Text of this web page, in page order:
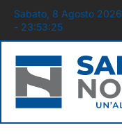
Sabato, 8 Agosto 2026
- 23:53:26